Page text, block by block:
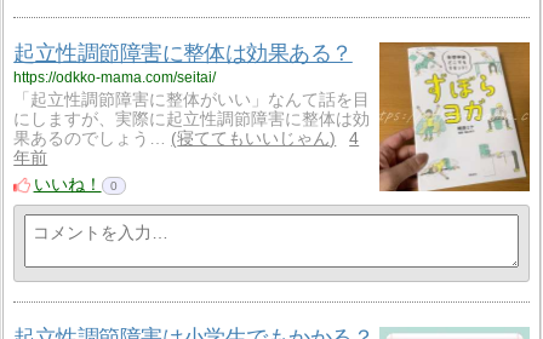
起立性調節障害に整体は効果ある？
https://odkko-mama.com/seitai/
「起立性調節障害に整体がいい」なんて話を目
にしますが、実際に起立性調節障害に整体は効
果あるのでしょう…
寝ててもいいじゃん
4
年前
いいね！
0